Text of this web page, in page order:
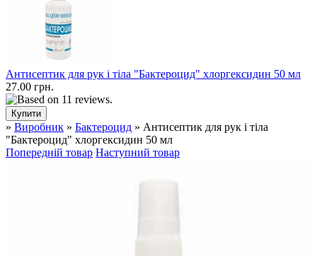
Антисептик для рук і тіла "Бактероцид" хлоргексидин 50 мл
27.00 грн.
» Виробник » Бактероцид » Антисептик для рук і тіла
"Бактероцид" хлоргексидин 50 мл
Попередній товар Наступний товар